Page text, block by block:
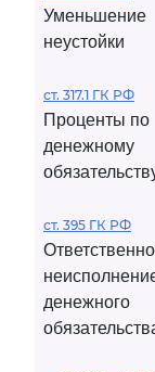
Уменьшение
неустойки
ст. 317.1 ГК РФ
Проценты по
денежному
ст. 395 ГК РФ
денежного